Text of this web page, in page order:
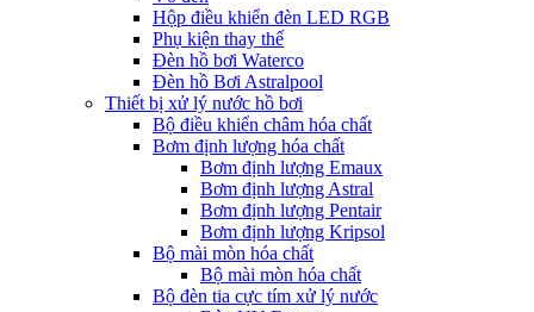
Hộp điều khiển đèn LED RGB
Phụ kiện thay thế
Đèn hồ bơi Waterco
Đèn hồ Bơi Astralpool
Thiết bị xử lý nước hồ bơi
Bộ điều khiển châm hóa chất
Bơm định lượng hóa chất
Bơm định lượng Emaux
Bơm định lượng Astral
Bơm định lượng Pentair
Bơm định lượng Kripsol
Bộ mài mòn hóa chất
Bộ mài mòn hóa chất
Bộ đèn tia cực tím xử lý nước